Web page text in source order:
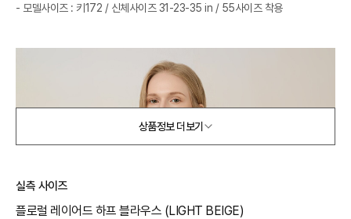
- 모델사이즈 : 키172 / 신체사이즈 31-23-35 in / 55사이즈 착용
상품정보 더보기
실측 사이즈
플로럴 레이어드 하프 블라우스 (LIGHT BEIGE)